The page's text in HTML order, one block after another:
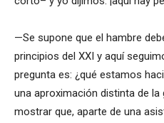
—Se supone que el hambre
principios del XXI y aquí
pregunta es: ¿qué estamos
una aproximación distinta de la
mostrar que, aparte de una